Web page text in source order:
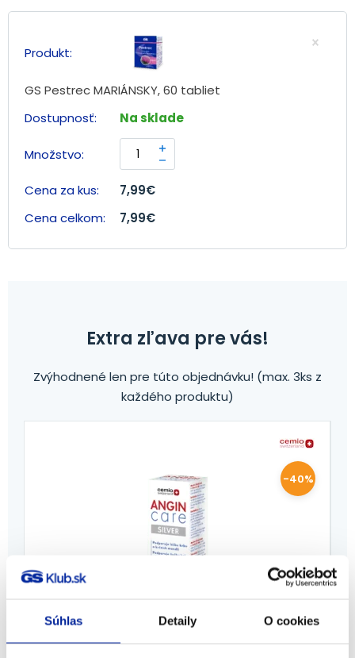
Súhlas Detaily O cookies
GS Pestrec MARIÁNSKY, 60 tabliet
Na sklade
7,99€
7,99€
Extra zľava pre vás!
Zvýhodnené len pre túto objednávku! (max. 3ks z
každého produktu)
-40%